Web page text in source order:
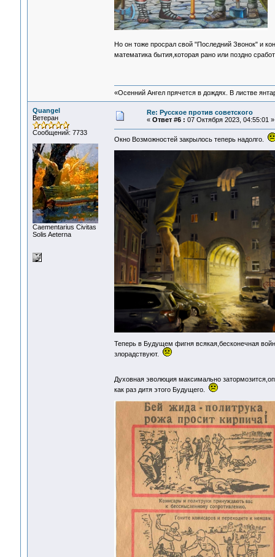
Но он тоже просрал свой "Последний Звонок" и
математика бытия,которая рано или поздно
«Осенний Ангел прячется в дождях. В листве
Quangel
Ветеран
Сообщений: 7733
Сaementarius Civitas
Solis Aeterna
Re: Русское против советского
« Ответ #6 : 07 Октября 2023, 04:55:01 »
Окно Возможностей закрылось теперь надолго.
Теперь в Будущем фигня всякая,бесконечная
злорадствуют.
Духовная эволюция максимально
как раз дитя этого Будущего.